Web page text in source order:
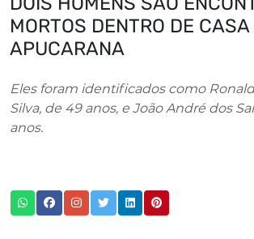
MORTOS DENTRO DE CASA
APUCARANA
Eles foram identificados como
Silva, de 49 anos, e João André dos
anos.